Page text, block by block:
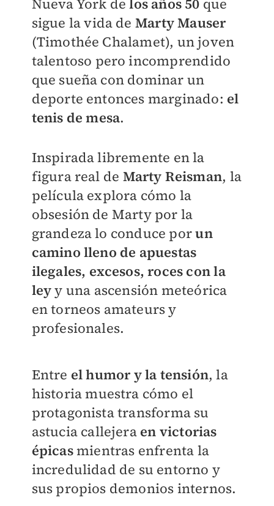
sigue la vida de Marty Mauser
(Timothée Chalamet), un joven
talentoso pero incomprendido
que sueña con dominar un
deporte entonces marginado: el
tenis de mesa.
Inspirada libremente en la
figura real de Marty Reisman, la
película explora cómo la
obsesión de Marty por la
grandeza lo conduce porun
camino lleno de apuestas
ilegales, excesos, roces con la
leyy una ascensión meteórica
en torneos amateurs y
profesionales.
Entre el humor y la tensión, la
historia muestra cómo el
protagonista transforma su
astucia callejera en victorias
épicasmientras enfrenta la
incredulidad de su entorno y
sus propios demonios internos.